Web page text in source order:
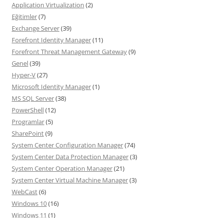
Application Virtualization (2)
Eğitimler(7)
Exchange Server(39)
Forefront Identity Manager(11)
Forefront Threat Management Gateway(9)
Genel(39)
Hyper-V(27)
Microsoft Identity Manager(1)
MS SQL Server(38)
PowerShell(12)
Programlar(5)
SharePoint(9)
System Center Configuration Manager(74)
System Center Data Protection Manager(3)
System Center Operation Manager(21)
System Center Virtual Machine Manager(3)
WebCast(6)
Windows 10(16)
Windows 11 (1)